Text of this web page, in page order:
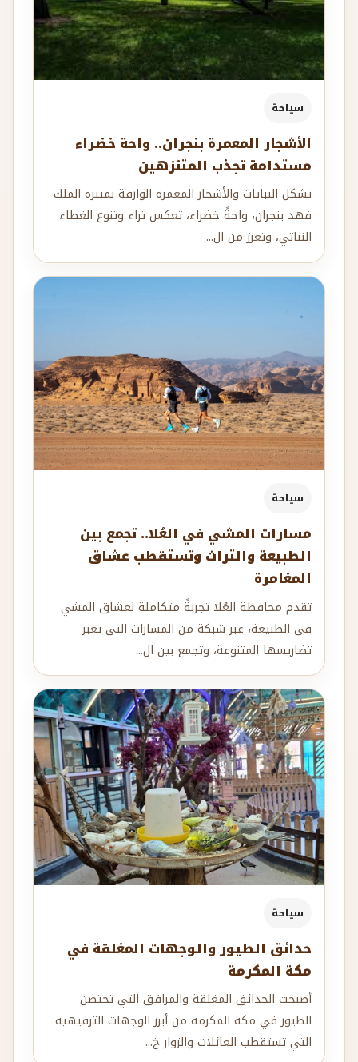
سياحة
الأشجار المعمرة بنجران.. واحة خضراء
مستدامة تجذب المتنزهين
تشكل النباتات والأشجار المعمرة الوارفة بمتنزه الملك
فهد بنجران، واحةً خضراء، تعكس ثراء وتنوع الغطاء
النباتي، وتعزز من ال...
سياحة
مسارات المشي في العُلا.. تجمع بين
الطبيعة والتراث وتستقطب عشاق
المغامرة
تقدم محافظة العُلا تجربةً متكاملة لعشاق المشي
في الطبيعة، عبر شبكة من المسارات التي تعبر
تضاريسها المتنوعة، وتجمع بين ال...
سياحة
حدائق الطيور والوجهات المغلقة في
مكة المكرمة
أصبحت الحدائق المغلقة والمرافق التي تحتضن
الطيور في مكة المكرمة من أبرز الوجهات الترفيهية
التي تستقطب العائلات والزوار خ...